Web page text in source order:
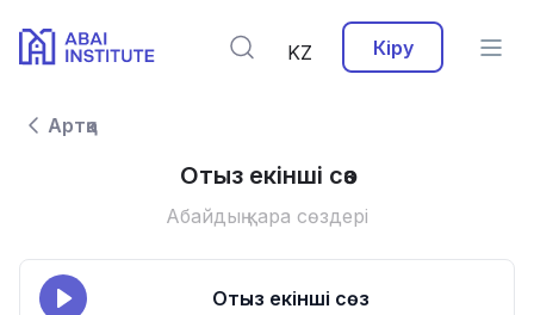
KZ Кіру
Артқа
Отыз екінші сөз
Абайдың қара сөздері
Отыз екінші сөз